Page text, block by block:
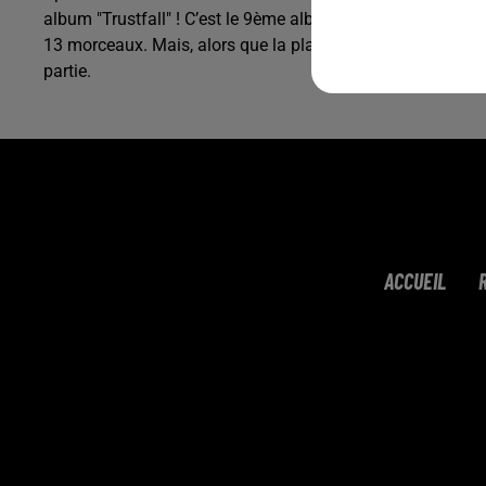
album "Trustfall" ! C’est le 9ème album studio de la
13 morceaux. Mais, alors que la playlist reste encore
partie.
ACCUEIL